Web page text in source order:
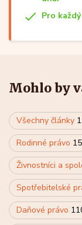
Pro
Mohlo by
Všechny články
Rodinné právo
Živnostníci a
Spotřebitelské
Daňové právo